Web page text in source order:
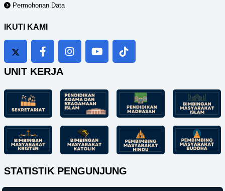
Permohonan Data
IKUTI KAMI
UNIT KERJA
STATISTIK PENGUNJUNG